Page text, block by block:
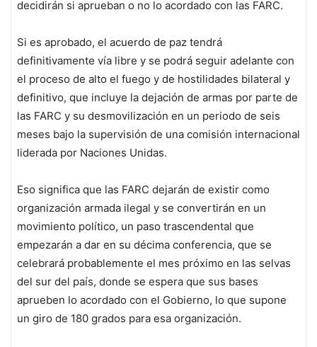
decidirán si aprueban o no lo acordado con las FARC.
Si es aprobado, el acuerdo de paz tendrá
definitivamente vía libre y se podrá seguir adelante con
el proceso de alto el fuego y de hostilidades bilateral y
definitivo, que incluye la dejación de armas por parte de
las FARC y su desmovilización en un periodo de seis
meses bajo la supervisión de una comisión internacional
liderada por Naciones Unidas.
Eso significa que las FARC dejarán de existir como
organización armada ilegal y se convertirán en un
movimiento político, un paso trascendental que
empezarán a dar en su décima conferencia, que se
celebrará probablemente el mes próximo en las selvas
del sur del país, donde se espera que sus bases
aprueben lo acordado con el Gobierno, lo que supone
un giro de 180 grados para esa organización.